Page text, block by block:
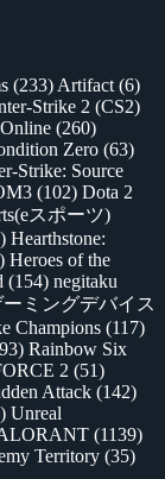
(233) Artifact (6)
Strike 2 (CS2)
(260)
Zero (63)
Strike: Source
(102) Dota 2
スポーツ)
Hearthstone:
Heroes of the
(154) negitaku
ーミングデバイス
Champions (117)
Rainbow Six
2 (51)
Attack (142)
Unreal
(1139)
Territory (35)